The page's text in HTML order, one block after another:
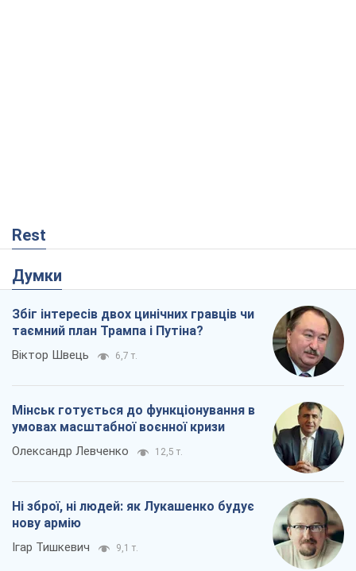
Rest
Думки
Збіг інтересів двох цинічних гравців чи
таємний план Трампа і Путіна?
Віктор Швець 6,7 т.
Мінськ готується до функціонування в
умовах масштабної воєнної кризи
Олександр Левченко 12,5 т.
Ні зброї, ні людей: як Лукашенко будує
нову армію
Ігар Тишкевич 9,1 т.